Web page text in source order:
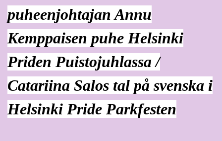
puheenjohtajan Annu
Kemppaisen puhe Helsinki
Priden Puistojuhlassa /
Catariina Salos tal på svenska i
Helsinki Pride Parkfesten